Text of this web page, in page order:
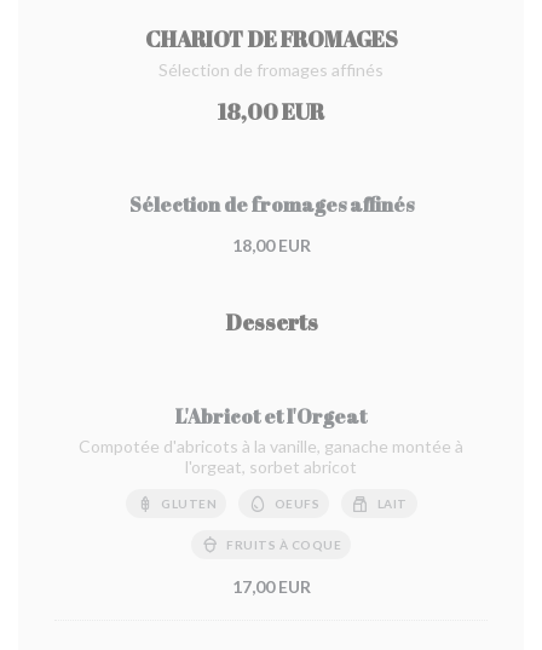
CHARIOT DE FROMAGES
Sélection de fromages affinés
18,00 EUR
Sélection de fromages affinés
18,00 EUR
Desserts
L'Abricot et l'Orgeat
Compotée d'abricots à la vanille, ganache montée à
l'orgeat, sorbet abricot
GLUTEN OEUFS LAIT
FRUITS À COQUE
17,00 EUR